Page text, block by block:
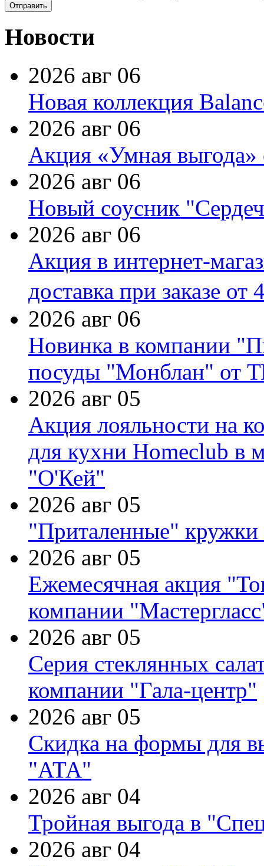
Новости
2026 авг 06
Новая коллекция
2026 авг 06
Акция «Умная выгода»
2026 авг 06
Новый соусник
2026 авг 06
Акция в интернет-
доставка при заказе от
2026 авг 06
Новинка в компании
посуды "Монблан" от
2026 авг 05
Акция лояльности на
для кухни Homeclub в
"О'Кей"
2026 авг 05
"Приталенные" кружки
2026 авг 05
Ежемесячная акция
компании
2026 авг 05
Серия стеклянных
компании "Гала-центр"
2026 авг 05
Скидка на формы для
"АТА"
2026 авг 04
Тройная выгода в
2026 авг 04